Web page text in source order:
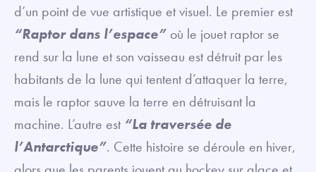
d’un point de vue artistique et visuel. Le premier est
“Raptor dans l’espace” où le jouet raptor se
rend sur la lune et son vaisseau est détruit par les
habitants de la lune qui tentent d’attaquer la terre,
mais le raptor sauve la terre en détruisant la
machine. L’autre est “La traversée de
l’Antarctique”. Cette histoire se déroule en hiver,